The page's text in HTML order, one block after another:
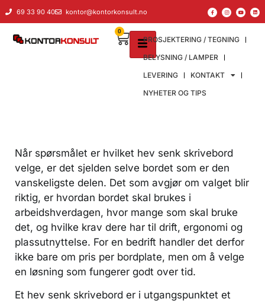
innholdet
69 33 90 40 kontor@kontorkonsult.no
PROSJEKTERING / TEGNING
BELYSNING / LAMPER
LEVERING
KONTAKT
NYHETER OG TIPS
0
Når spørsmålet er hvilket hev senk skrivebord
velge, er det sjelden selve bordet som er den
vanskeligste delen. Det som avgjør om valget blir
riktig, er hvordan bordet skal brukes i
arbeidshverdagen, hvor mange som skal bruke
det, og hvilke krav dere har til drift, ergonomi og
plassutnyttelse. For en bedrift handler det derfor
ikke bare om pris per bordplate, men om å velge
en løsning som fungerer godt over tid.
Et hev senk skrivebord er i utgangspunktet et